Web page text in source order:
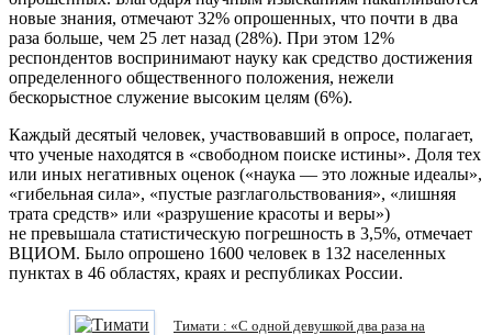
новые знания, отмечают 32% опрошенных, что почти в два
раза больше, чем 25 лет назад (28%). При этом 12%
респондентов воспринимают науку как средство достижения
определенного общественного положения, нежели
бескорыстное служение высоким целям (6%).
Каждый десятый человек, участвовавший в опросе, полагает,
что ученые находятся в «свободном поиске истины». Доля тех
или иных негативных оценок («наука — это ложные идеалы»,
«гибельная сила», «пустые разглагольствования», «лишняя
трата средств» или «разрушение красоты и веры»)
не превышала статистическую погрешность в 3,5%, отмечает
ВЦИОМ. Было опрошено 1600 человек в 132 населенных
пунктах в 46 областях, краях и республиках России.
Тимати : «С одной девушкой два раза на